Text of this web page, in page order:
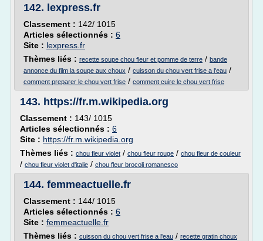
142. lexpress.fr
Classement : 142/ 1015
Articles sélectionnés : 6
Site : lexpress.fr
Thèmes liés : recette soupe chou fleur et pomme de terre / bande
annonce du film la soupe aux choux / cuisson du chou vert frise a l'eau /
comment preparer le chou vert frise / comment cuire le chou vert frise
143. https://fr.m.wikipedia.org
Classement : 143/ 1015
Articles sélectionnés : 6
Site : https://fr.m.wikipedia.org
Thèmes liés : chou fleur violet / chou fleur rouge / chou fleur de couleur
/ chou fleur violet d'italie / chou fleur brocoli romanesco
144. femmeactuelle.fr
Classement : 144/ 1015
Articles sélectionnés : 6
Site : femmeactuelle.fr
Thèmes liés : cuisson du chou vert frise a l'eau / recette gratin choux